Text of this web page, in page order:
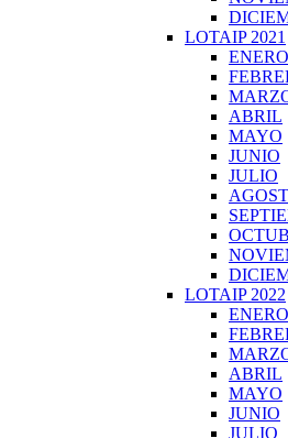
LOTAIP 2021
ENERO
ABRIL
MAYO
JUNIO
JULIO
LOTAIP 2022
ENERO
ABRIL
MAYO
JUNIO
JULIO